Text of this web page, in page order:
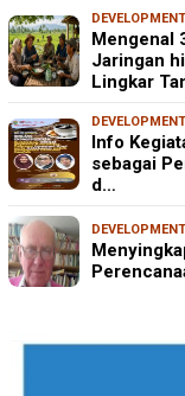
Mengenal
Jaringan
Lingkar
Info
sebagai
d…